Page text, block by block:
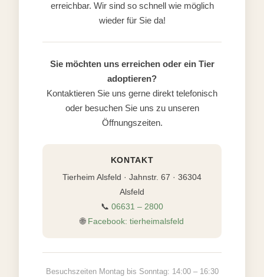
erreichbar. Wir sind so schnell wie möglich
wieder für Sie da!
Sie möchten uns erreichen oder ein Tier
adoptieren?
Kontaktieren Sie uns gerne direkt telefonisch
oder besuchen Sie uns zu unseren
Öffnungszeiten.
KONTAKT
Tierheim Alsfeld · Jahnstr. 67 · 36304
Alsfeld
📞 06631 – 2800
🌐 Facebook: tierheimalsfeld
Besuchszeiten Montag bis Sonntag: 14:00 – 16:30